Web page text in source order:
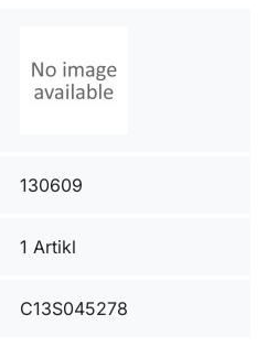
130609
1 Artikl
C13S045278